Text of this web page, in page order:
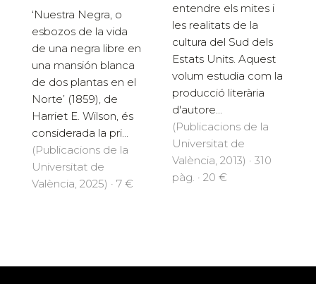
‘Nuestra Negra, o
esbozos de la vida
de una negra libre en
una mansión blanca
de dos plantas en el
Norte’ (1859), de
Harriet E. Wilson, és
considerada la pri...
(Publicacions de la
Universitat de
València, 2025) · 7 €
entendre els mites i
les realitats de la
cultura del Sud dels
Estats Units. Aquest
volum estudia com la
producció literària
d'autore...
(Publicacions de la
Universitat de
València, 2013) · 310
pàg. · 20 €